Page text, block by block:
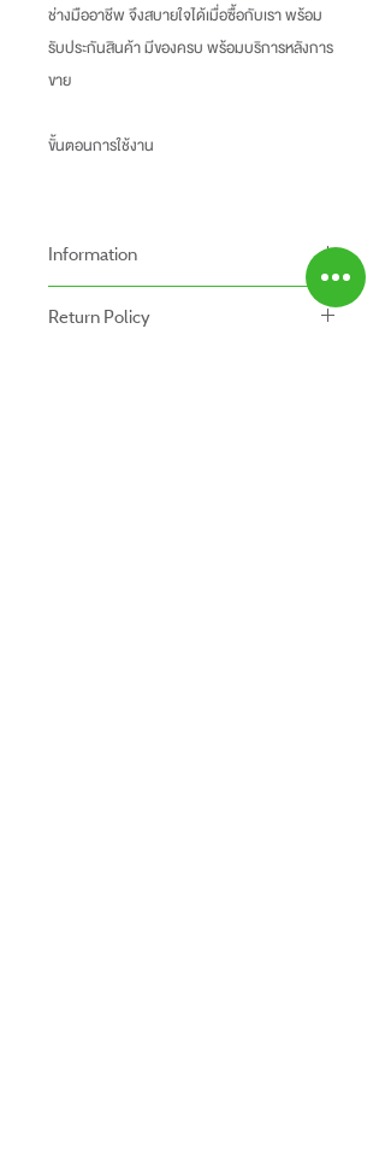
ช่างมืออาชีพ จึงสบายใจได้เมื่อซื้อกับเรา พร้อม
รับประกันสินค้า มีของครบ พร้อมบริการหลังการ
ขาย
ขั้นตอนการใช้งาน
Information
-ราคาที่ระบุบนหน้าเว็ปไซท์อาจแตกต่างจากราคา
หน้าร้านและสาขาของเรา
Return Policy